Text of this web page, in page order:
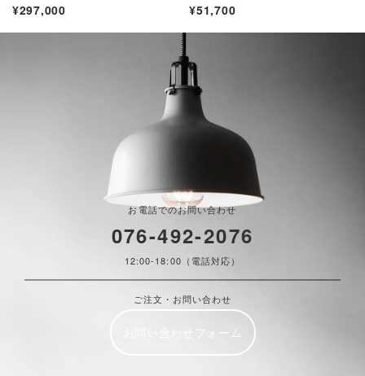
¥297,000 ¥51,700
お電話でのお問い合わせ
076-492-2076
12:00-18:00（電話対応）
ご注文・お問い合わせ
お問い合わせフォーム